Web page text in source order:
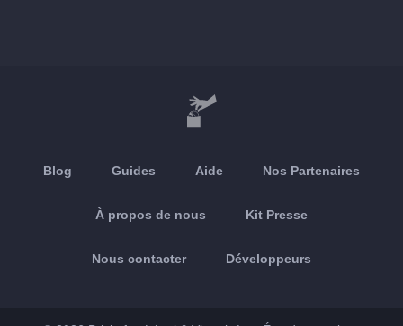
Blog Guides Aide Nos Partenaires
À propos de nous Kit Presse
Nous contacter Développeurs